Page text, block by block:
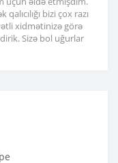
bizi çox razı
xidmətinizə görə
Sizə bol uğurlar